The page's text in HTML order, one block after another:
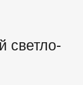
светло-